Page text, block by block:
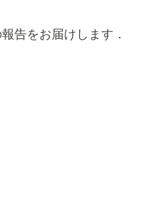
告をお届けします．